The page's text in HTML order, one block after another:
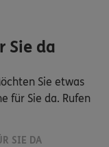
Sie da
Sie etwas
für Sie da. Rufen
SIE DA